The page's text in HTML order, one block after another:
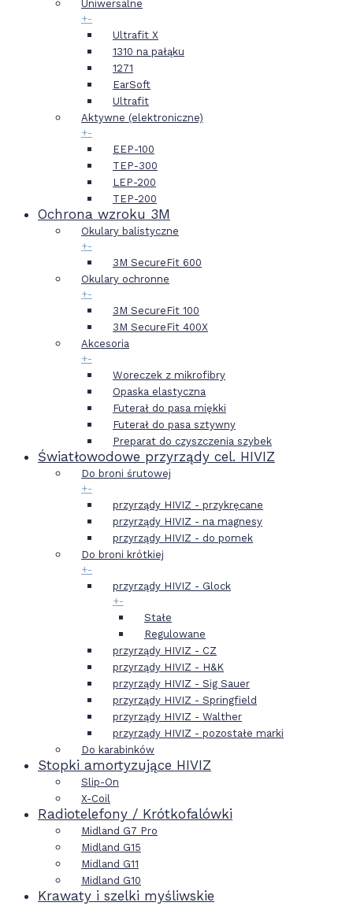
Uniwersalne
+-
Ultrafit X
1310 na pałąku
1271
EarSoft
Ultrafit
Aktywne (elektroniczne)
+-
EEP-100
TEP-300
LEP-200
TEP-200
Ochrona wzroku 3M
Okulary balistyczne
+-
3M SecureFit 600
Okulary ochronne
+-
3M SecureFit 100
3M SecureFit 400X
Akcesoria
+-
Woreczek z mikrofibry
Opaska elastyczna
Futerał do pasa miękki
Futerał do pasa sztywny
Preparat do czyszczenia szybek
Światłowodowe przyrządy cel. HIVIZ
Do broni śrutowej
+-
przyrządy HIVIZ - przykręcane
przyrządy HIVIZ - na magnesy
przyrządy HIVIZ - do pomek
Do broni krótkiej
+-
przyrządy HIVIZ - Glock
+-
Stałe
Regulowane
przyrządy HIVIZ - CZ
przyrządy HIVIZ - H&K
przyrządy HIVIZ - Sig Sauer
przyrządy HIVIZ - Springfield
przyrządy HIVIZ - Walther
przyrządy HIVIZ - pozostałe marki
Do karabinków
Stopki amortyzujące HIVIZ
Slip-On
X-Coil
Radiotelefony / Krótkofalówki
Midland G7 Pro
Midland G15
Midland G11
Midland G10
Krawaty i szelki myśliwskie